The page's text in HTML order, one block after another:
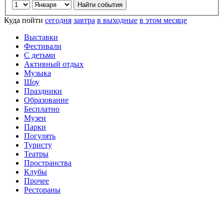
Куда пойти сегодня завтра в выходные в этом месяце
Выставки
Фестивали
С детьми
Активный отдых
Музыка
Шоу
Праздники
Образование
Бесплатно
Музеи
Парки
Погулять
Туристу
Театры
Пространства
Клубы
Прочее
Рестораны